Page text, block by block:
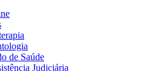
de Saúde
Judiciária